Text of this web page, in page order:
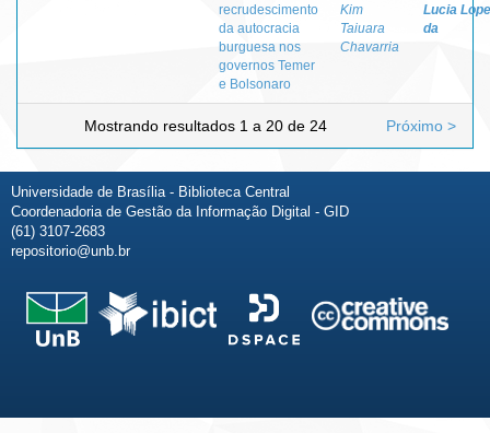
recrudescimento
da autocracia
burguesa nos
governos Temer
e Bolsonaro
Kim
Taiuara
Chavarria
Lucia
da
Mostrando resultados 1 a 20 de 24 Próximo >
Universidade de Brasília - Biblioteca Central
Coordenadoria de Gestão da Informação Digital - GID
(61) 3107-2683
repositorio@unb.br